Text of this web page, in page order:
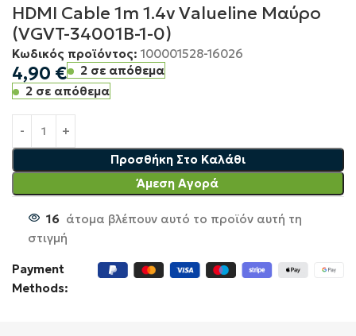
HDMI Cable 1m 1.4v Valueline Μαύρο
(VGVT-34001B-1-0)
Κωδικός προϊόντος: 100001528-16026
4,90 €
2 σε απόθεμα
2 σε απόθεμα
Προσθήκη Στο Καλάθι
Άμεση Αγορά
16 άτομα βλέπουν αυτό το προϊόν αυτή τη
στιγμή
Payment
Methods: